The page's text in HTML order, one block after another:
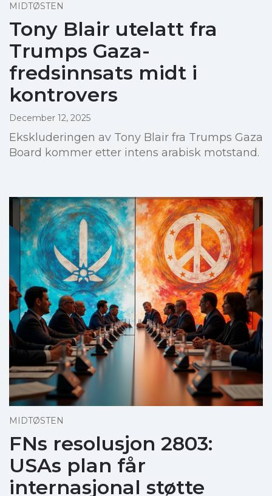
MIDTØSTEN
Tony Blair utelatt fra
Trumps Gaza-
fredsinnsats midt i
kontrovers
December 12, 2025
Ekskluderingen av Tony Blair fra Trumps Gaza
Board kommer etter intens arabisk motstand.
MIDTØSTEN
FNs resolusjon 2803:
USAs plan får
internasjonal støtte